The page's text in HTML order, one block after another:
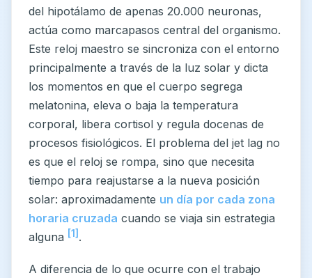
del hipotálamo de apenas 20.000 neuronas,
actúa como marcapasos central del organismo.
Este reloj maestro se sincroniza con el entorno
principalmente a través de la luz solar y dicta
los momentos en que el cuerpo segrega
melatonina, eleva o baja la temperatura
corporal, libera cortisol y regula docenas de
procesos fisiológicos. El problema del jet lag no
es que el reloj se rompa, sino que necesita
tiempo para reajustarse a la nueva posición
solar: aproximadamente un día por cada zona
horaria cruzada cuando se viaja sin estrategia
alguna [1] .
A diferencia de lo que ocurre con el trabajo